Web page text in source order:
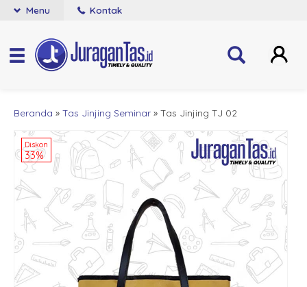
Menu Kontak
Beranda » Tas Jinjing Seminar » Tas Jinjing TJ 02
Diskon
33%